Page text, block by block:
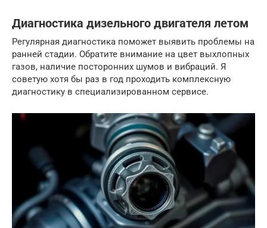
Диагностика дизельного двигателя летом
Регулярная диагностика поможет выявить проблемы на
ранней стадии. Обратите внимание на цвет выхлопных
газов, наличие посторонних шумов и вибраций. Я
советую хотя бы раз в год проходить комплексную
диагностику в специализированном сервисе.